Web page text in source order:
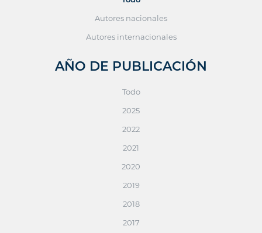
Autores nacionales
Autores internacionales
AÑO DE PUBLICACIÓN
Todo
2025
2022
2021
2020
2019
2018
2017